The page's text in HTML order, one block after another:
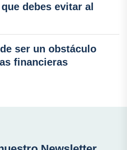
debes evitar al
ser un obstáculo
financieras